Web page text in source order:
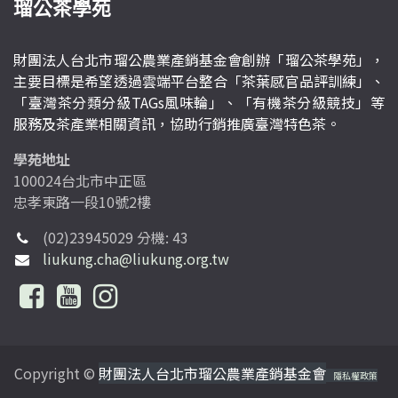
瑠公茶學苑
財團法人台北市瑠公農業產銷基金會創辦「瑠公茶學苑」，
主要目標是希望透過雲端平台整合「茶葉感官品評訓練」、
「臺灣茶分類分級TAGs風味輪」、「有機茶分級競技」等
服務及茶產業相關資訊，協助行銷推廣臺灣特色茶。
學苑地址
100024台北市中正區
忠孝東路一段10號2樓
(02)23945029 分機: 43
liukung.cha@liukung.org.tw
Copyright © 財團法人台北市瑠公農業產銷基金會 隱私權政策